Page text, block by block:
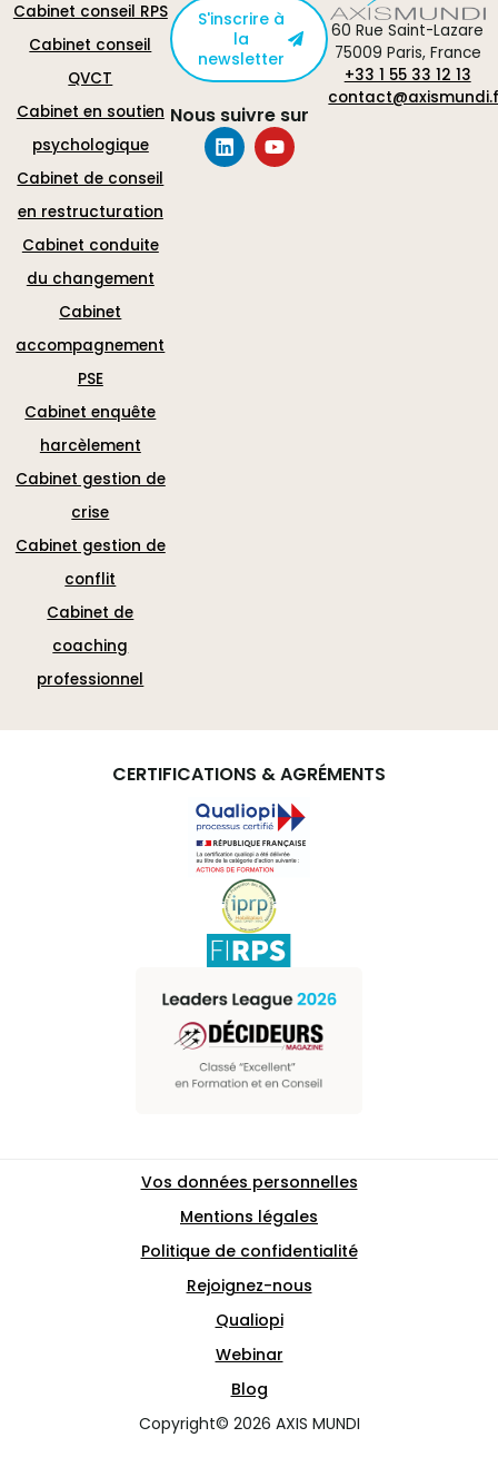
60 Rue Saint-Lazare
75009 Paris, France
+33 1 55 33 12 13
Cabinet conseil RPS
Cabinet conseil
QVCT
Cabinet en soutien
psychologique
Cabinet de conseil
en restructuration
Cabinet conduite
du changement
Cabinet
accompagnement
PSE
Cabinet enquête
harcèlement
Cabinet gestion de
crise
Cabinet gestion de
conflit
Cabinet de
coaching
professionnel
S'inscrire à
la
newsletter
Nous suivre sur
CERTIFICATIONS & AGRÉMENTS
Vos données personnelles
Mentions légales
Politique de confidentialité
Rejoignez-nous
Qualiopi
Webinar
Blog
Copyright© 2026 AXIS MUNDI